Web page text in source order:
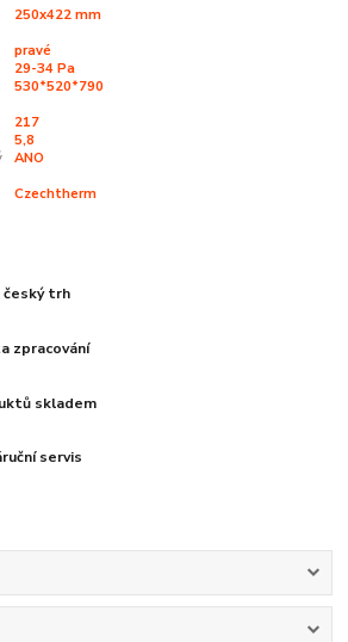
250x422 mm
pravé
29-34 Pa
530*520*790
217
5,8
ANO
Czechtherm
trh
zpracování
skladem
servis